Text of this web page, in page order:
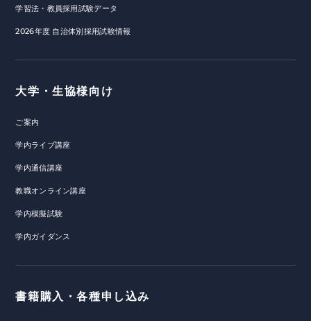
学習法・教員採用試験データ
2026年度 自治体別採用試験情報
大学・生協様向け
ご案内
学内ライブ講座
学内通信講座
教職オンライン講座
学内模擬試験
学内ガイダンス
書籍購入・各種申し込み